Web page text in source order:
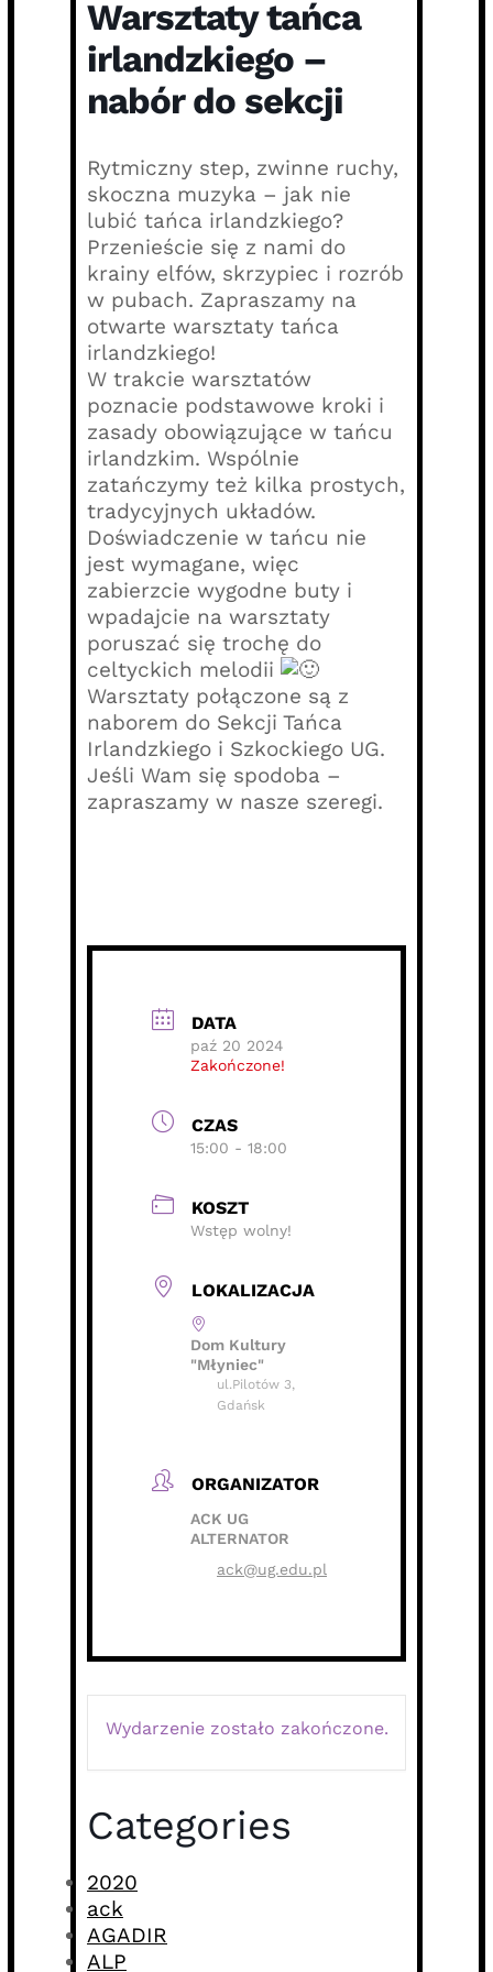
Warsztaty tańca
irlandzkiego –
nabór do sekcji
Rytmiczny step, zwinne ruchy,
skoczna muzyka – jak nie
lubić tańca irlandzkiego?
Przenieście się z nami do
krainy elfów, skrzypiec i rozrób
w pubach. Zapraszamy na
otwarte warsztaty tańca
irlandzkiego!
W trakcie warsztatów
poznacie podstawowe kroki i
zasady obowiązujące w tańcu
irlandzkim. Wspólnie
zatańczymy też kilka prostych,
tradycyjnych układów.
Doświadczenie w tańcu nie
jest wymagane, więc
zabierzcie wygodne buty i
wpadajcie na warsztaty
poruszać się trochę do
celtyckich melodii
Warsztaty połączone są z
naborem do Sekcji Tańca
Irlandzkiego i Szkockiego UG.
Jeśli Wam się spodoba –
zapraszamy w nasze szeregi.
DATA
paź 20 2024
Zakończone!
CZAS
15:00 - 18:00
KOSZT
Wstęp wolny!
LOKALIZACJA
Dom Kultury
"Młyniec"
ul.Pilotów 3,
Gdańsk
ORGANIZATOR
ACK UG
ALTERNATOR
ack@ug.edu.pl
Wydarzenie zostało zakończone.
Categories
2020
ack
AGADIR
ALP